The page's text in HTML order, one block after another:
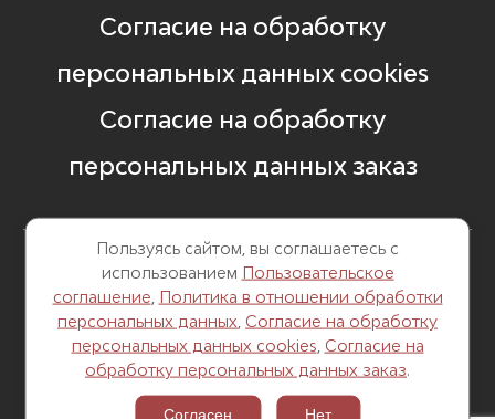
Пользуясь сайтом, вы соглашаетесь с
использованием Пользовательское
соглашение Политика в отношении обработки
персональных данных Согласие на обработку
персональных данных cookies Согласие на
обработку персональных данных заказ.
Согласен Нет
Согласие на обработку
персональных данных cookies
Согласие на обработку
персональных данных заказ
8 499 248 13 82
г. Москва, Б. Саввинский пер. д. 12,
стр. 6